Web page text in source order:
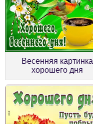
Весенняя картинка
хорошего дня